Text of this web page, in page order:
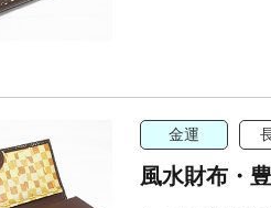
金運
風水財布・